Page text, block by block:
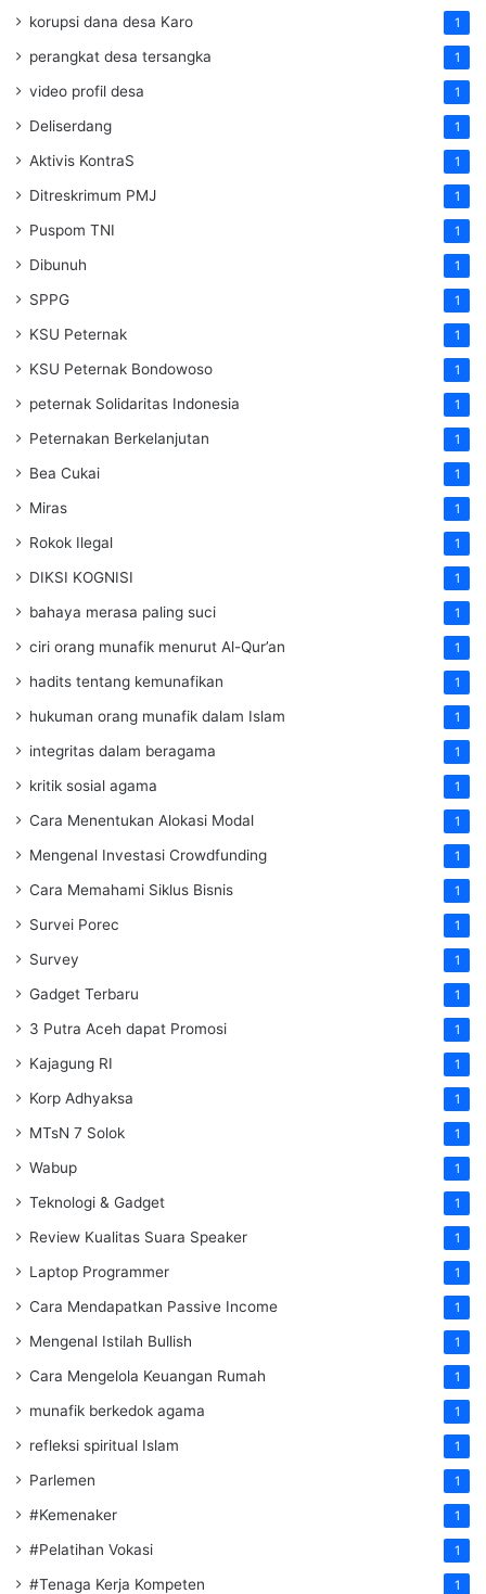
korupsi dana desa Karo 1
perangkat desa tersangka 1
video profil desa 1
Deliserdang 1
Aktivis KontraS 1
Ditreskrimum PMJ 1
Puspom TNI 1
Dibunuh 1
SPPG 1
KSU Peternak 1
KSU Peternak Bondowoso 1
peternak Solidaritas Indonesia 1
Peternakan Berkelanjutan 1
Bea Cukai 1
Miras 1
Rokok Ilegal 1
DIKSI KOGNISI 1
bahaya merasa paling suci 1
ciri orang munafik menurut Al-Qur’an 1
hadits tentang kemunafikan 1
hukuman orang munafik dalam Islam 1
integritas dalam beragama 1
kritik sosial agama 1
Cara Menentukan Alokasi Modal 1
Mengenal Investasi Crowdfunding 1
Cara Memahami Siklus Bisnis 1
Survei Porec 1
Survey 1
Gadget Terbaru 1
3 Putra Aceh dapat Promosi 1
Kajagung RI 1
Korp Adhyaksa 1
MTsN 7 Solok 1
Wabup 1
Teknologi & Gadget 1
Review Kualitas Suara Speaker 1
Laptop Programmer 1
Cara Mendapatkan Passive Income 1
Mengenal Istilah Bullish 1
Cara Mengelola Keuangan Rumah 1
munafik berkedok agama 1
refleksi spiritual Islam 1
Parlemen 1
#Kemenaker 1
#Pelatihan Vokasi 1
#Tenaga Kerja Kompeten 1